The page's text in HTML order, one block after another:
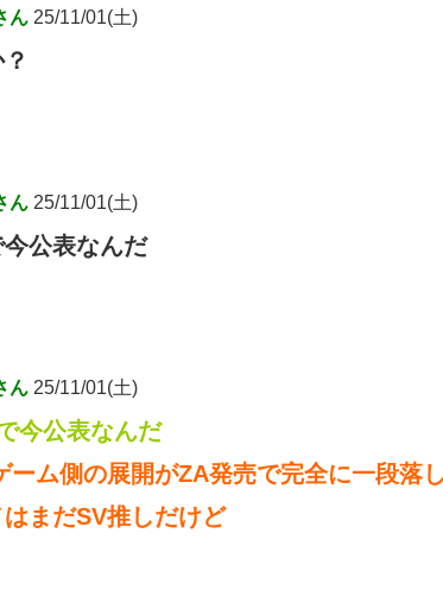
ん 25/11/01(土)
ん 25/11/01(土)
公表なんだ
ん 25/11/01(土)
今公表なんだ
ーム側の展開がZA発売で完全に一段落
はまだSV推しだけど